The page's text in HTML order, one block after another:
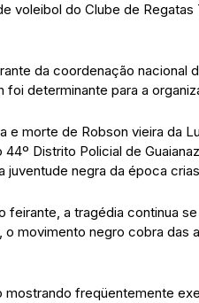
voleibol do Clube de
da coordenação nacional
determinante para a
e morte de Robson vieira da
Distrito Policial de
juventude negra da época
feirante, a tragédia continua
o movimento negro cobra das
freqüentemente